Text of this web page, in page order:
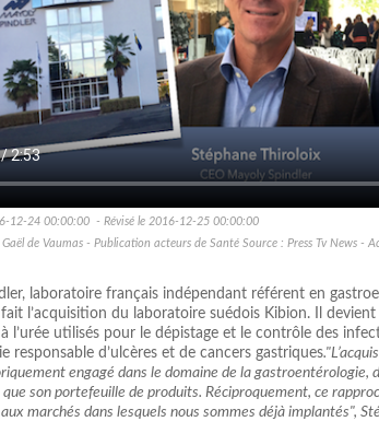
12-24 00:00:00 - Révisé le 2016-12-25 00:00:00
de Vaumas - Publication acteurs de Santé Source : Press Tv News -
laboratoire français indépendant référent en
l’acquisition du laboratoire suédois Kibion. Il devient
l’urée utilisés pour le dépistage et le contrôle des
responsable d’ulcères et de cancers gastriques
engagé dans le domaine de la gastroentérologie,
son portefeuille de produits. Réciproquement, ce
aux marchés dans lesquels nous sommes déjà implantés",